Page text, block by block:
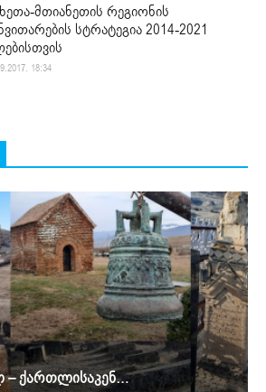
მთიანეთის რეგიონის
სტრატეგია 2014-2021
18:34
ქართლისაკენ…